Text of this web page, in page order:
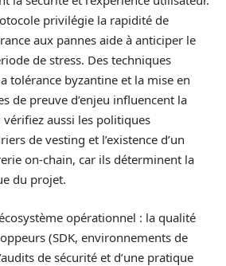
privilégie la rapidité de
aux pannes aide à anticiper le
de stress. Des techniques
tolérance byzantine et la mise en
de preuve d’enjeu influencent la
vérifiez aussi les politiques
de vesting et l’existence d’un
on-chain, car ils déterminent la
du projet.
opérationnel : la qualité
(SDK, environnements de
de sécurité et d’une pratique